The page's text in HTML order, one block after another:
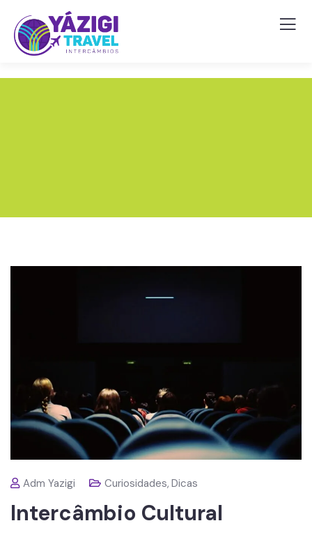
Adm Yazigi Curiosidades,Dicas
Intercâmbio Cultural